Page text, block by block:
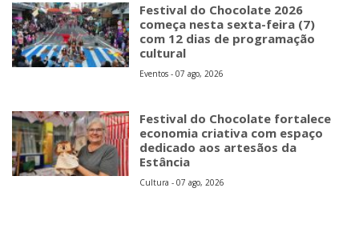
Festival do Chocolate 2026
começa nesta sexta-feira (7)
com 12 dias de programação
cultural
Eventos - 07 ago, 2026
Festival do Chocolate fortalece
economia criativa com espaço
dedicado aos artesãos da
Estância
Cultura - 07 ago, 2026